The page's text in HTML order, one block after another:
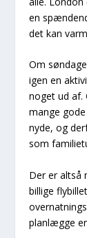
en
det kan
Om
igen en
noget ud af.
mange
nyde, og
som
Der er altså
billige
planlægge